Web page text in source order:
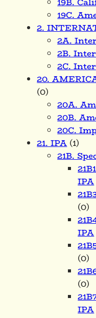
19C.
2.
2A.
2B.
2C.
20.
(0)
20A.
20B.
20C.
21. IPA(1)
21B.
IPA
(0)
IPA
(0)
(0)
IPA